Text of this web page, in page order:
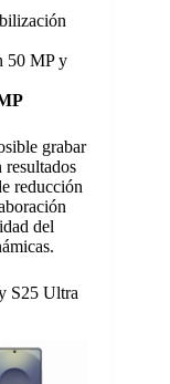
50 MP y
grabar
resultados
reducción
del
S25 Ultra